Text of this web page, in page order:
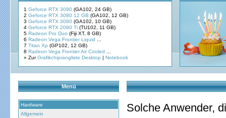
1 Geforce RTX 3090 (GA102, 24 GB)
2 Geforce RTX 3080 12 GB (GA102, 12 GB)
3 Geforce RTX 3080 (GA102, 10 GB)
4 Geforce RTX 2080 Ti (TU102, 11 GB)
5 Radeon Pro Duo (Fiji XT, 8 GB)
6 Radeon Vega Frontier Liquid
7 Titan Xp (GP102, 12 GB)
8 Radeon Vega Frontier Air Cooled
» ZurGrafikchiprangliste Desktop | Notebook
Menü
Hardware
Allgemein
Solche Anwender,